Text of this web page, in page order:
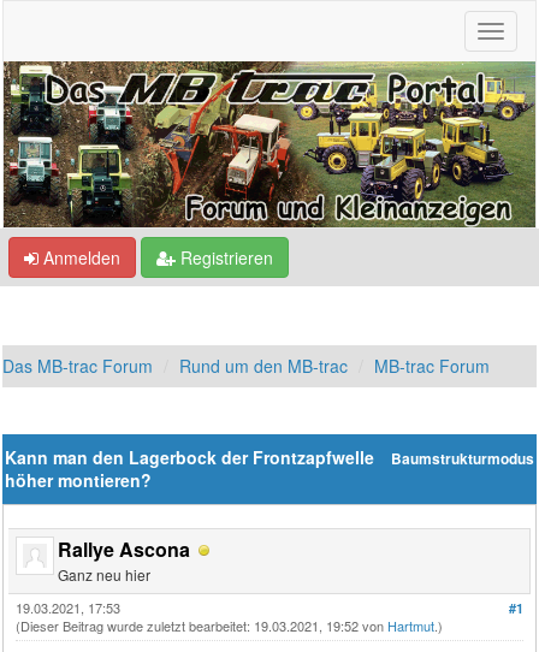
Anmelden Registrieren
Das MB-trac Forum Rund um den MB-trac MB-trac Forum
Baumstrukturmodus
Kann man den Lagerbock der Frontzapfwelle
höher montieren?
Rallye Ascona
Ganz neu hier
#1
19.03.2021, 17:53
(Dieser Beitrag wurde zuletzt bearbeitet: 19.03.2021, 19:52 von Hartmut.)